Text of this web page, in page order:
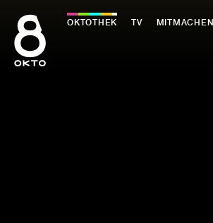
Inhalt
springen
OKTOTHEK TV MITMACHEN